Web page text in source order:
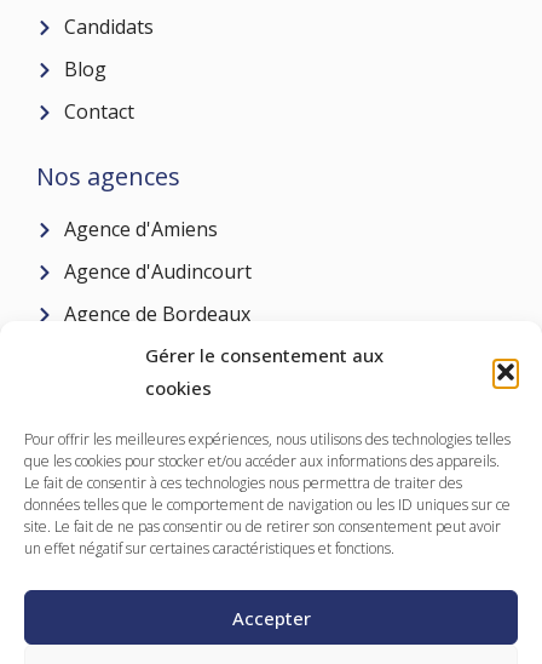
Gérer le consentement aux
cookies
Pour offrir les meilleures expériences, nous utilisons des technologies telles
que les cookies pour stocker et/ou accéder aux informations des appareils.
Le fait de consentir à ces technologies nous permettra de traiter des
données telles que le comportement de navigation ou les ID uniques sur ce
site. Le fait de ne pas consentir ou de retirer son consentement peut avoir
un effet négatif sur certaines caractéristiques et fonctions.
Accepter
Candidats
Blog
Contact
Nos agences
Agence d'Amiens
Agence d'Audincourt
Agence de Bordeaux
Agence de Cherbourg
Agence de Paris
Agence de Prouvy
Agence de Rennes
Agence de St-Nazaire
Agence de Toulouse